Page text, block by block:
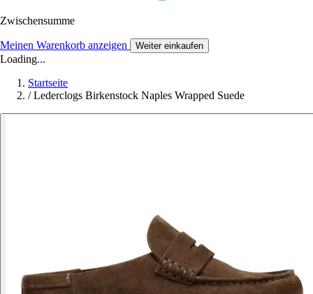
Zwischensumme
Meinen Warenkorb anzeigen Weiter einkaufen
Loading...
Startseite
/ Lederclogs Birkenstock Naples Wrapped Suede